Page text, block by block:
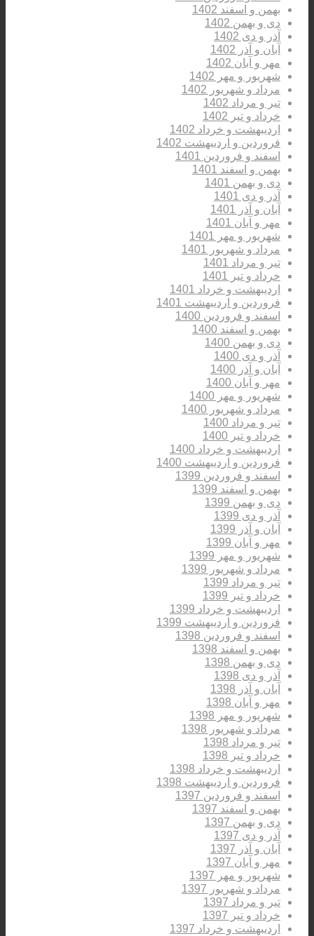
بهمن و اسفند 1402
دی و بهمن 1402
آذر و دی 1402
آبان و آذر 1402
مهر و آبان 1402
شهریور و مهر 1402
مرداد و شهریور 1402
تیر و مرداد 1402
خرداد و تیر 1402
اردیبهشت و خرداد 1402
فروردین و اردیبهشت 1402
اسفند و فروردین 1401
بهمن و اسفند 1401
دی و بهمن 1401
آذر و دی 1401
آبان و آذر 1401
مهر و آبان 1401
شهریور و مهر 1401
مرداد و شهریور 1401
تیر و مرداد 1401
خرداد و تیر 1401
اردیبهشت و خرداد 1401
فروردین و اردیبهشت 1401
اسفند و فروردین 1400
بهمن و اسفند 1400
دی و بهمن 1400
آذر و دی 1400
آبان و آذر 1400
مهر و آبان 1400
شهریور و مهر 1400
مرداد و شهریور 1400
تیر و مرداد 1400
خرداد و تیر 1400
اردیبهشت و خرداد 1400
فروردین و اردیبهشت 1400
اسفند و فروردین 1399
بهمن و اسفند 1399
دی و بهمن 1399
آذر و دی 1399
آبان و آذر 1399
مهر و آبان 1399
شهریور و مهر 1399
مرداد و شهریور 1399
تیر و مرداد 1399
خرداد و تیر 1399
اردیبهشت و خرداد 1399
فروردین و اردیبهشت 1399
اسفند و فروردین 1398
بهمن و اسفند 1398
دی و بهمن 1398
آذر و دی 1398
آبان و آذر 1398
مهر و آبان 1398
شهریور و مهر 1398
مرداد و شهریور 1398
تیر و مرداد 1398
خرداد و تیر 1398
اردیبهشت و خرداد 1398
فروردین و اردیبهشت 1398
اسفند و فروردین 1397
بهمن و اسفند 1397
دی و بهمن 1397
آذر و دی 1397
آبان و آذر 1397
مهر و آبان 1397
شهریور و مهر 1397
مرداد و شهریور 1397
تیر و مرداد 1397
خرداد و تیر 1397
اردیبهشت و خرداد 1397